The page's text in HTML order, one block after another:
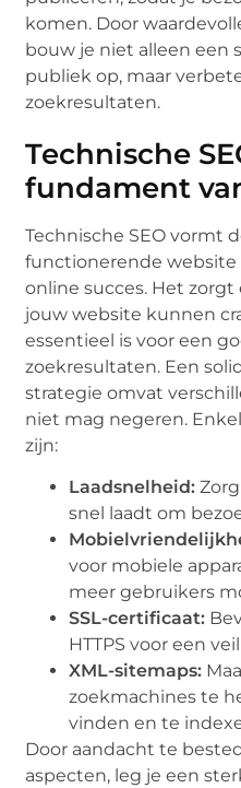
komen. Door
bouw je niet alleen een
publiek op, maar
zoekresultaten.
Technische
fundament
Technische SEO vormt
functionerende website
online succes. Het
jouw website kunnen
essentieel is voor een
zoekresultaten. Een
strategie omvat
niet mag negeren.
zijn:
Laadsnelheid:
snel laadt om
voor mobiele
meer gebruikers
SSL-certificaat:
HTTPS voor een
XML-sitemaps:
zoekmachines te
vinden en te
Door aandacht te
aspecten, leg je een